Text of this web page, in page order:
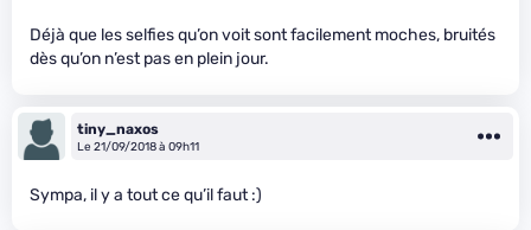
Déjà que les selfies qu’on voit sont facilement moches, bruités
dès qu’on n’est pas en plein jour.
tiny_naxos
Le 21/09/2018 à 09h11
Sympa, il y a tout ce qu’il faut :)